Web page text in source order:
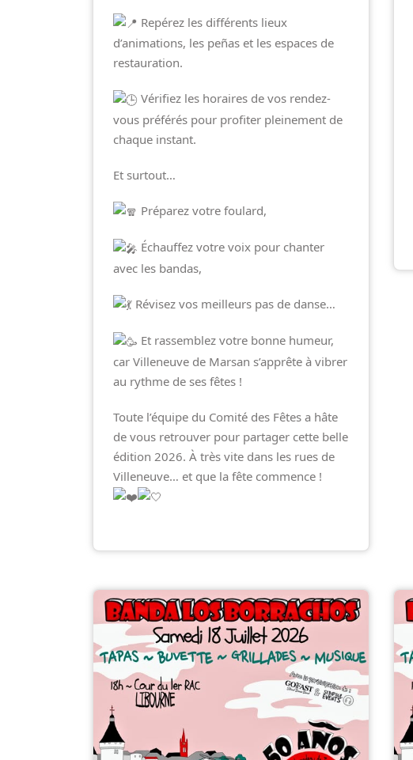
Repérez les différents lieux
d’animations, les peñas et les espaces de
restauration.
Vérifiez les horaires de vos rendez-
vous préférés pour profiter pleinement de
chaque instant.
Et surtout…
Préparez votre foulard,
Échauffez votre voix pour chanter
avec les bandas,
Révisez vos meilleurs pas de danse…
Et rassemblez votre bonne humeur,
car Villeneuve de Marsan s’apprête à vibrer
au rythme de ses fêtes !
Toute l’équipe du Comité des Fêtes a hâte
de vous retrouver pour partager cette belle
édition 2026. À très vite dans les rues de
Villeneuve… et que la fête commence !